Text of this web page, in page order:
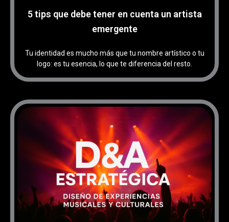
5 tips que debe tener en cuenta un artista
emergente
Tu identidad es mucho más que tu nombre artístico o tu
logo: es tu esencia, lo que te diferencia del resto.